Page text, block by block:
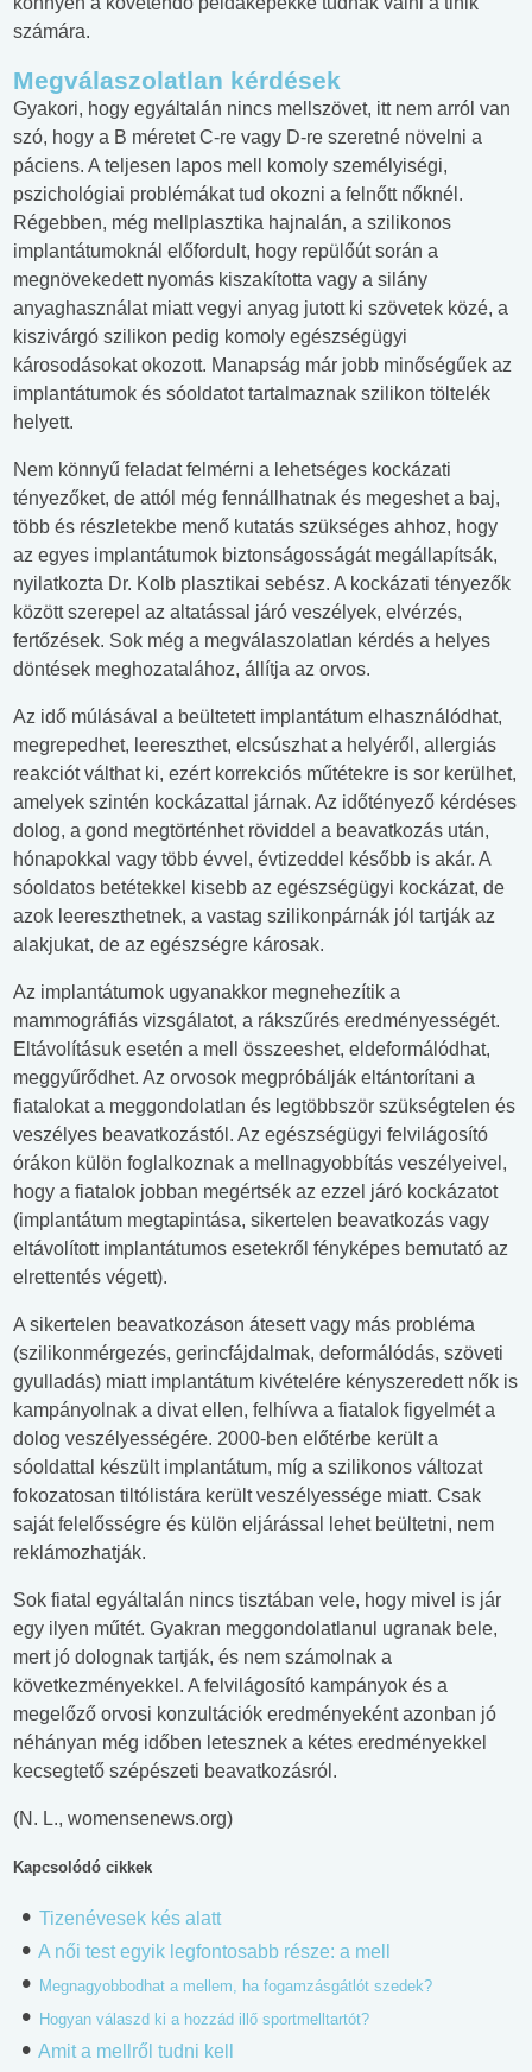
számára.
Megválaszolatlan kérdések
Gyakori, hogy egyáltalán nincs mellszövet, itt nem arról van
szó, hogy a B méretet C-re vagy D-re szeretné növelni a
páciens. A teljesen lapos mell komoly személyiségi,
pszichológiai problémákat tud okozni a felnőtt nőknél.
Régebben, még mellplasztika hajnalán, a szilikonos
implantátumoknál előfordult, hogy repülőút során a
megnövekedett nyomás kiszakította vagy a silány
anyaghasználat miatt vegyi anyag jutott ki szövetek közé, a
kiszivárgó szilikon pedig komoly egészségügyi
károsodásokat okozott. Manapság már jobb minőségűek az
implantátumok és sóoldatot tartalmaznak szilikon töltelék
helyett.
Nem könnyű feladat felmérni a lehetséges kockázati
tényezőket, de attól még fennállhatnak és megeshet a baj,
több és részletekbe menő kutatás szükséges ahhoz, hogy
az egyes implantátumok biztonságosságát megállapítsák,
nyilatkozta Dr. Kolb plasztikai sebész. A kockázati tényezők
között szerepel az altatással járó veszélyek, elvérzés,
fertőzések. Sok még a megválaszolatlan kérdés a helyes
döntések meghozatalához, állítja az orvos.
Az idő múlásával a beültetett implantátum elhasználódhat,
megrepedhet, leereszthet, elcsúszhat a helyéről, allergiás
reakciót válthat ki, ezért korrekciós műtétekre is sor kerülhet,
amelyek szintén kockázattal járnak. Az időtényező kérdéses
dolog, a gond megtörténhet röviddel a beavatkozás után,
hónapokkal vagy több évvel, évtizeddel később is akár. A
sóoldatos betétekkel kisebb az egészségügyi kockázat, de
azok leereszthetnek, a vastag szilikonpárnák jól tartják az
alakjukat, de az egészségre károsak.
Az implantátumok ugyanakkor megnehezítik a
mammográfiás vizsgálatot, a rákszűrés eredményességét.
Eltávolításuk esetén a mell összeeshet, eldeformálódhat,
meggyűrődhet. Az orvosok megpróbálják eltántorítani a
fiatalokat a meggondolatlan és legtöbbször szükségtelen és
veszélyes beavatkozástól. Az egészségügyi felvilágosító
órákon külön foglalkoznak a mellnagyobbítás veszélyeivel,
hogy a fiatalok jobban megértsék az ezzel járó kockázatot
(implantátum megtapintása, sikertelen beavatkozás vagy
eltávolított implantátumos esetekről fényképes bemutató az
elrettentés végett).
A sikertelen beavatkozáson átesett vagy más probléma
(szilikonmérgezés, gerincfájdalmak, deformálódás, szöveti
gyulladás) miatt implantátum kivételére kényszeredett nők is
kampányolnak a divat ellen, felhívva a fiatalok figyelmét a
dolog veszélyességére. 2000-ben előtérbe került a
sóoldattal készült implantátum, míg a szilikonos változat
fokozatosan tiltólistára került veszélyessége miatt. Csak
saját felelősségre és külön eljárással lehet beültetni, nem
reklámozhatják.
Sok fiatal egyáltalán nincs tisztában vele, hogy mivel is jár
egy ilyen műtét. Gyakran meggondolatlanul ugranak bele,
mert jó dolognak tartják, és nem számolnak a
következményekkel. A felvilágosító kampányok és a
megelőző orvosi konzultációk eredményeként azonban jó
néhányan még időben letesznek a kétes eredményekkel
kecsegtető szépészeti beavatkozásról.
(N. L., womensenews.org)
Kapcsolódó cikkek
Tizenévesek kés alatt
A női test egyik legfontosabb része: a mell
Megnagyobbodhat a mellem, ha fogamzásgátlót szedek?
Hogyan válaszd ki a hozzád illő sportmelltartót?
Amit a mellről tudni kell